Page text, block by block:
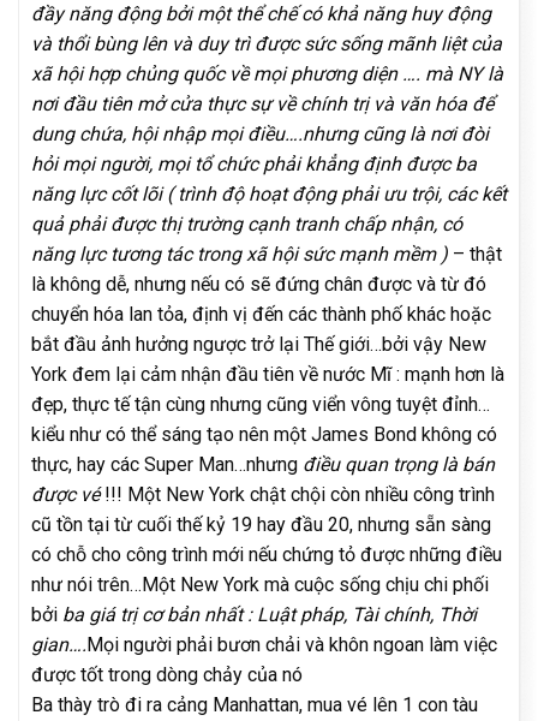
đầy năng động bởi một thể chế có khả năng huy động
và thổi bùng lên và duy trì được sức sống mãnh liệt của
xã hội hợp chủng quốc về mọi phương diện …. mà NY là
nơi đầu tiên mở cửa thực sự về chính trị và văn hóa để
dung chứa, hội nhập mọi điều….nhưng cũng là nơi đòi
hỏi mọi người, mọi tổ chức phải khẳng định được ba
năng lực cốt lõi ( trình độ hoạt động phải ưu trội, các kết
quả phải được thị trường cạnh tranh chấp nhận, có
năng lực tương tác trong xã hội sức mạnh mềm ) – thật
là không dễ, nhưng nếu có sẽ đứng chân được và từ đó
chuyển hóa lan tỏa, định vị đến các thành phố khác hoặc
bắt đầu ảnh hưởng ngược trở lại Thế giới…bởi vậy New
York đem lại cảm nhận đầu tiên về nước Mĩ : mạnh hơn là
đẹp, thực tế tận cùng nhưng cũng viển vông tuyệt đỉnh…
kiểu như có thể sáng tạo nên một James Bond không có
thực, hay các Super Man…nhưng điều quan trọng là bán
được vé!!! Một New York chật chội còn nhiều công trình
cũ tồn tại từ cuối thế kỷ 19 hay đầu 20, nhưng sẵn sàng
có chỗ cho công trình mới nếu chứng tỏ được những điều
như nói trên…Một New York mà cuộc sống chịu chi phối
bởi ba giá trị cơ bản nhất : Luật pháp, Tài chính, Thời
gian….Mọi người phải bươn chải và khôn ngoan làm việc
được tốt trong dòng chảy của nó
Ba thày trò đi ra cảng Manhattan, mua vé lên 1 con tàu